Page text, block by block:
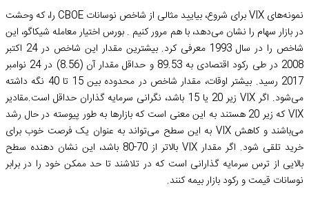
نمونه‌های VIX برای شروع، بیایید مثالی از شاخص نوسانات CBOE را، که وحشت
در بازار سهام را نشان می‌دهد، با هم مرور کنیم . بورس اختیار معامله شیکاگو، این
شاخص را در سال 1993 معرفی کرد. بیشترین مقدار این شاخص در 24 اکتبر
2008 در طی رکود اقتصادی به 89.53 و حداقل مقدار آن (8.56) در 24 نوامبر
2017 رسید. بیشتر اوقات، مقدار شاخص در محدوده بین 15 تا 40 نگه داشته
می‌شود. اگر VIX زیر 20 یا 15 باشد، نگرانی سرمایه گذاران حداقل است.مقادیر
VIX که زیر 20 هستند به این معنی است که بازارها به طور پیوسته در حال رشد
می‌باشند و کاهش VIX به این سطح می‌تواند به عنوان یک فرصت خوب برای
خرید تلقی شود. اگر مقدار VIX بالاتر از 70-80 باشد، این نشان دهنده سطح
بالایی از ترس سرمایه گذارانی است که در تلاشند تا حد ممکن خود را در برابر
نوسانات قیمت و رکود بازار بیمه کنند.